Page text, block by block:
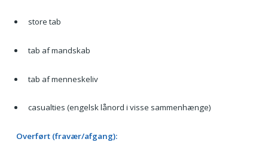
store tab
tab af mandskab
tab af menneskeliv
casualties (engelsk lånord i visse sammenhænge)
Overført (fravær/afgang):